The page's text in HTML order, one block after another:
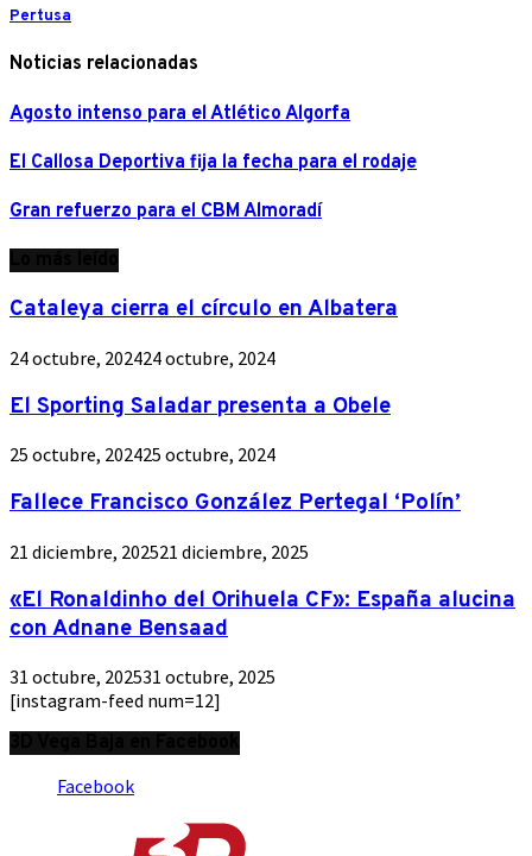
Pertusa
Noticias relacionadas
Agosto intenso para el Atlético Algorfa
El Callosa Deportiva fija la fecha para el rodaje
Gran refuerzo para el CBM Almoradí
Cataleya cierra el círculo en Albatera
24 octubre, 202424 octubre, 2024
El Sporting Saladar presenta a Obele
25 octubre, 202425 octubre, 2024
Fallece Francisco González Pertegal ‘Polín’
21 diciembre, 202521 diciembre, 2025
«El Ronaldinho del Orihuela CF»: España alucina
con Adnane Bensaad
31 octubre, 202531 octubre, 2025
[instagram-feed num=12]
Facebook